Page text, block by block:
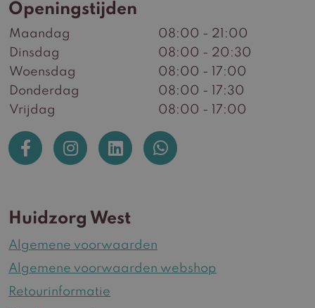
Openingstijden
Maandag
08:00 - 21:00
Dinsdag
08:00 - 20:30
Woensdag
08:00 - 17:00
Donderdag
08:00 - 17:30
Vrijdag
08:00 - 17:00
Huidzorg West
Algemene voorwaarden
Algemene voorwaarden webshop
Retourinformatie